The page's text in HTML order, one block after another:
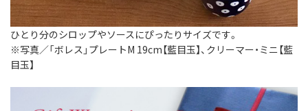
ひとり分のシロップやソースにぴったりサイズです。
※写真／「ボレス」プレートM 19cm【藍目玉】、クリーマー・ミニ【藍
目玉】